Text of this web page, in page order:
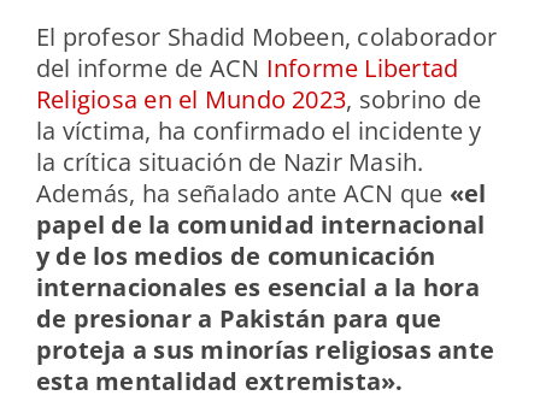
El profesor Shadid Mobeen, colaborador
del informe de ACN Informe Libertad
Religiosa en el Mundo 2023, sobrino de
la víctima, ha confirmado el incidente y
la crítica situación de Nazir Masih.
Además, ha señalado ante ACN que «el
papel de la comunidad internacional
y de los medios de comunicación
internacionales es esencial a la hora
de presionar a Pakistán para que
proteja a sus minorías religiosas ante
esta mentalidad extremista».